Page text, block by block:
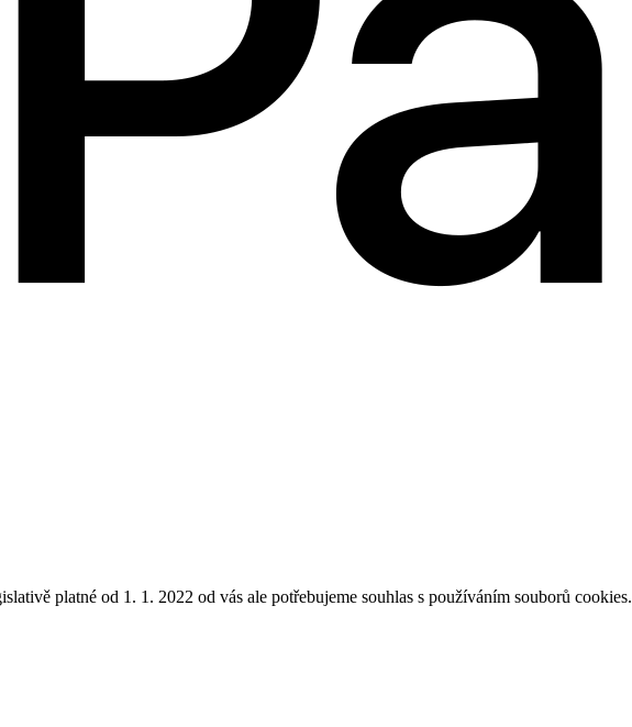
platné od 1. 1. 2022 od vás ale potřebujeme souhlas s používáním souborů cookies.